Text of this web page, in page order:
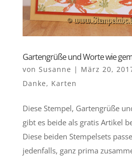
Gartengrüße und Worte wie
von Susanne | März 20,
Danke, Karten
Diese Stempel, Gartengrüße
gibt es beide als gratis Artikel
Diese beiden Stempelsets
jedenfalls, ganz prima